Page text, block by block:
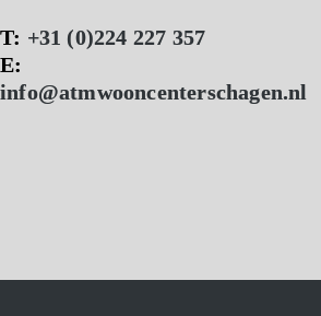
T: +31 (0)224 227 357
E:
info@atmwooncenterschagen.nl